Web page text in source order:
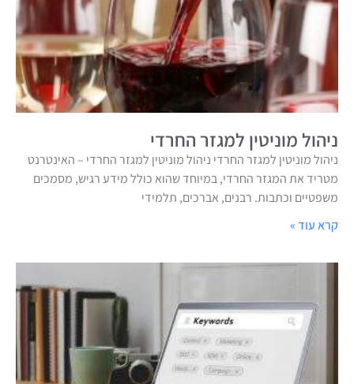
ניהול מוניטין למגזר החרדי
ניהול מוניטין למגזר החרדי ניהול מוניטין למגזר החרדי – האינטרנט
מטריד את המגזר החרדי, במיוחד שהוא כולל מידע רגיש, מסמכים
משפטיים וכתבות. רבנים, אברכים, תלמידי
קרא עוד »